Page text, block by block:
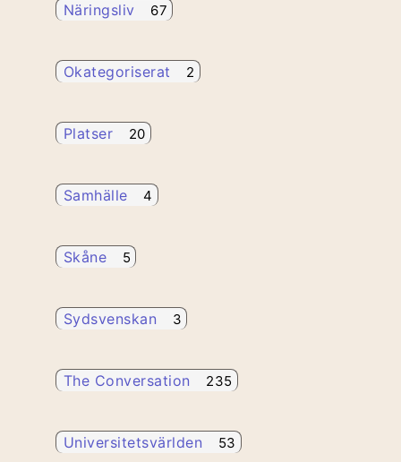
Näringsliv 67
Okategoriserat 2
Platser 20
Samhälle 4
Skåne 5
Sydsvenskan 3
The Conversation 235
Universitetsvärlden 53